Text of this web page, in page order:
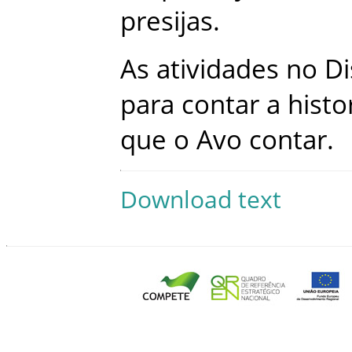
presijas.
As atividades no
para contar a
que o Avo contar.
Download text